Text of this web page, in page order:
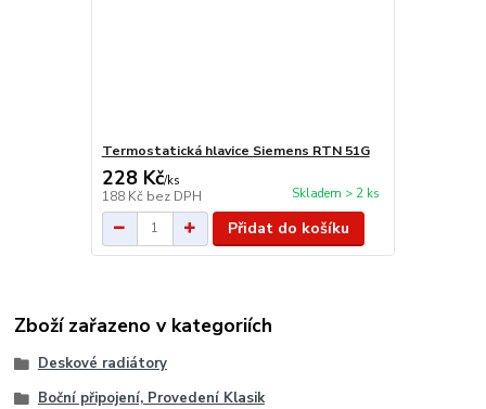
Termostatická hlavice Siemens RTN 51G
228 Kč/ks
188 Kč bez DPH Skladem > 2 ks
Přidat do košíku
Zboží zařazeno v kategoriích
Deskové radiátory
Boční připojení, Provedení Klasik